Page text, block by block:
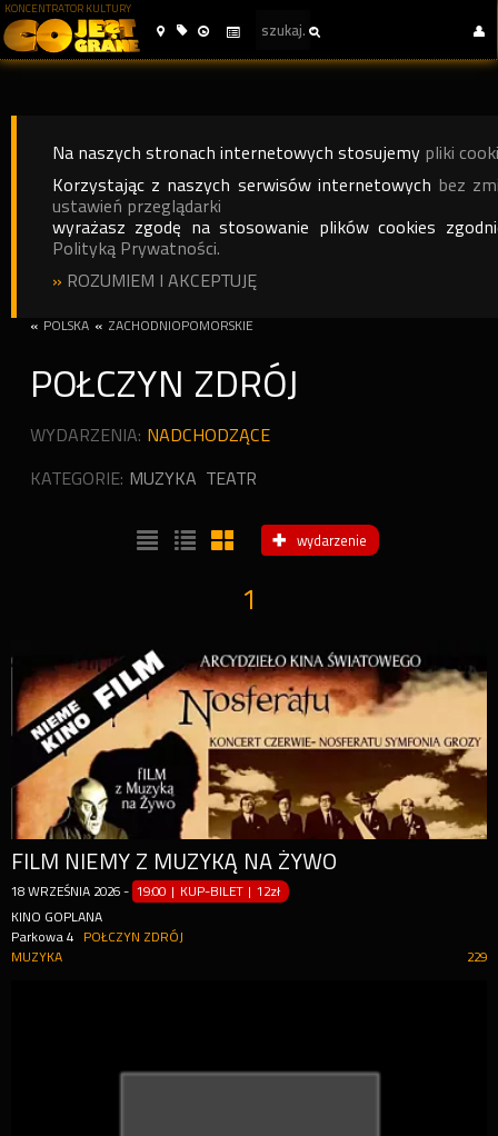
KONCENTRATOR KULTURY
Na naszych stronach internetowych stosujemy pliki
Korzystając z naszych serwisów internetowych bez
ustawień przeglądarki
wyrażasz zgodę na stosowanie plików cookies
Polityką Prywatności.
» ROZUMIEM I AKCEPTUJĘ
« POLSKA « ZACHODNIOPOMORSKIE
POŁCZYN ZDRÓJ
WYDARZENIA: NADCHODZĄCE
KATEGORIE: MUZYKA TEATR
wydarzenie
1
FILM NIEMY Z MUZYKĄ NA ŻYWO
18 WRZEŚNIA 2026 - 19:00 | KUP-BILET |12zł
KINO GOPLANA
Parkowa 4
POŁCZYN ZDRÓJ
229
MUZYKA